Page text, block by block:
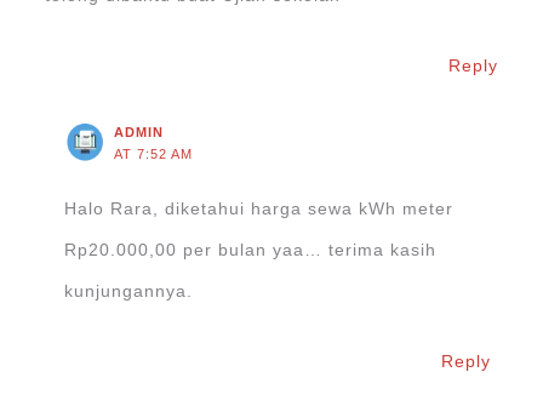
Reply
ADMIN
AT 7:52 AM
Halo Rara, diketahui harga sewa kWh meter
Rp20.000,00 per bulan yaa… terima kasih
kunjungannya.
Reply